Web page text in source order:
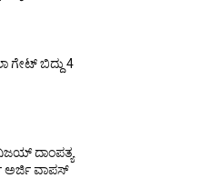
ಗೇಟ್‌ ಬಿದ್ದು 4
ದಾಂಪತ್ಯ
ಅರ್ಜಿ ವಾಪಸ್‌